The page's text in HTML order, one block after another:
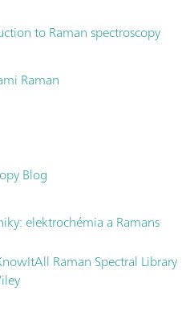
to Raman spectroscopy
Raman
Blog
elektrochémia a Ramans
Raman Spectral Library